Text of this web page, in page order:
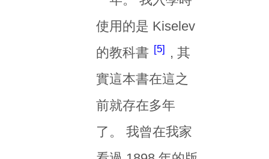
使用的是 Kiselev
的教科書
5
, 其
實這本書在這之
前就存在多年
了。 我曾在我家